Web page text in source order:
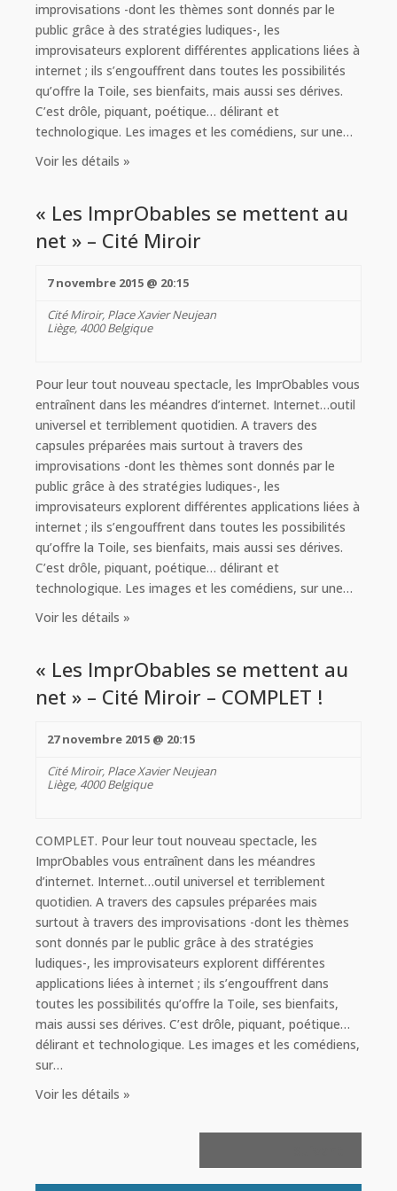
improvisations -dont les thèmes sont donnés par le
public grâce à des stratégies ludiques-, les
improvisateurs explorent différentes applications liées à
internet ; ils s’engouffrent dans toutes les possibilités
qu’offre la Toile, ses bienfaits, mais aussi ses dérives.
C’est drôle, piquant, poétique… délirant et
technologique. Les images et les comédiens, sur une…
Voir les détails »
« Les ImprObables se mettent au
net » – Cité Miroir
7 novembre 2015 @ 20:15
Cité Miroir, Place Xavier Neujean
Liège, 4000 Belgique
Pour leur tout nouveau spectacle, les ImprObables vous
entraînent dans les méandres d’internet. Internet…outil
universel et terriblement quotidien. A travers des
capsules préparées mais surtout à travers des
improvisations -dont les thèmes sont donnés par le
public grâce à des stratégies ludiques-, les
improvisateurs explorent différentes applications liées à
internet ; ils s’engouffrent dans toutes les possibilités
qu’offre la Toile, ses bienfaits, mais aussi ses dérives.
C’est drôle, piquant, poétique… délirant et
technologique. Les images et les comédiens, sur une…
Voir les détails »
« Les ImprObables se mettent au
net » – Cité Miroir – COMPLET !
27 novembre 2015 @ 20:15
Cité Miroir, Place Xavier Neujean
Liège, 4000 Belgique
COMPLET. Pour leur tout nouveau spectacle, les
ImprObables vous entraînent dans les méandres
d’internet. Internet…outil universel et terriblement
quotidien. A travers des capsules préparées mais
surtout à travers des improvisations -dont les thèmes
sont donnés par le public grâce à des stratégies
ludiques-, les improvisateurs explorent différentes
applications liées à internet ; ils s’engouffrent dans
toutes les possibilités qu’offre la Toile, ses bienfaits,
mais aussi ses dérives. C’est drôle, piquant, poétique…
délirant et technologique. Les images et les comédiens,
sur…
Voir les détails »
la